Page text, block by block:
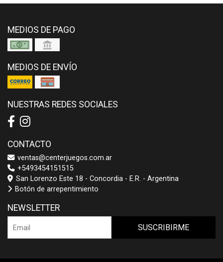
MEDIOS DE PAGO
MEDIOS DE ENVÍO
NUESTRAS REDES SOCIALES
CONTACTO
ventas@centerjuegos.com.ar
+5493454151515
San Lorenzo Este 18 - Concordia - E.R. - Argentina
Botón de arrepentimiento
NEWSLETTER
SUSCRIBIRME